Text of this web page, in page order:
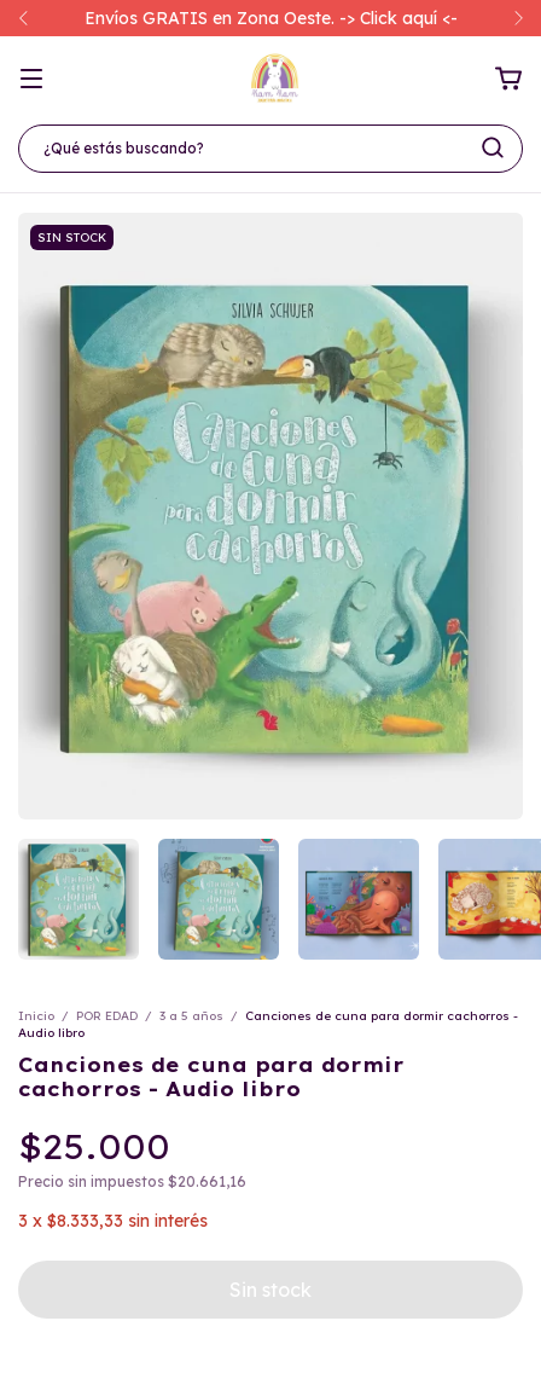
Envíos GRATIS en Zona Oeste. -> Click aquí <-
SIN STOCK
Inicio / POR EDAD / 3 a 5 años /
Canciones de cuna para dormir cachorros -
Audio libro
Canciones de cuna para dormir
cachorros - Audio libro
$25.000
Precio sin impuestos $20.661,16
3 x $8.333,33 sin interés